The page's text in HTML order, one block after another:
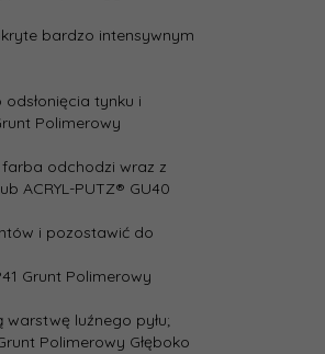
bardzo intensywnym
tynku i
Polimerowy
odchodzi wraz z
ACRYL-PUTZ® GU40
i pozostawić do
Grunt Polimerowy
luźnego pyłu;
Polimerowy Głęboko